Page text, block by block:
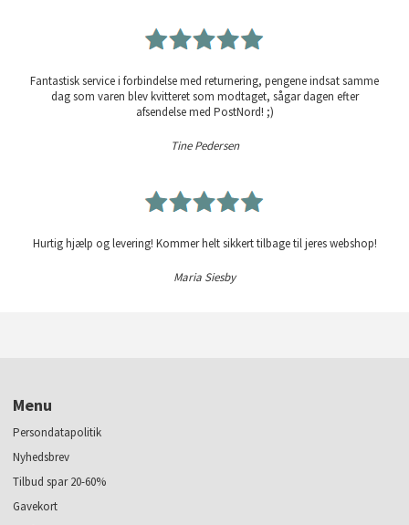
Fantastisk service i forbindelse med returnering, pengene indsat samme
dag som varen blev kvitteret som modtaget, sågar dagen efter
afsendelse med PostNord! ;)
Tine Pedersen
Hurtig hjælp og levering! Kommer helt sikkert tilbage til jeres webshop!
Maria Siesby
Menu
Persondatapolitik
Nyhedsbrev
Tilbud spar 20-60%
Gavekort